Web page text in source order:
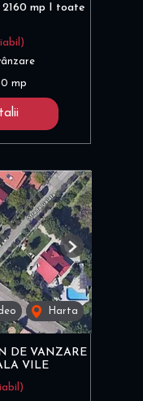
2160 mp I toate
mp
Harta
Next
DE VANZARE
VILE